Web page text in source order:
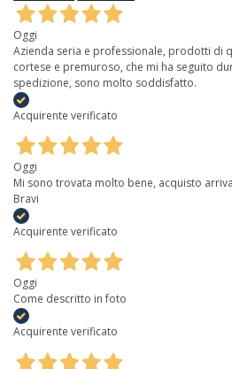
Oggi
Azienda seria e professionale, prodotti di
cortese e premuroso, che mi ha seguito
spedizione, sono molto soddisfatto.
Acquirente verificato
Oggi
Mi sono trovata molto bene, acquisto
Bravi
Acquirente verificato
Oggi
Come descritto in foto
Acquirente verificato